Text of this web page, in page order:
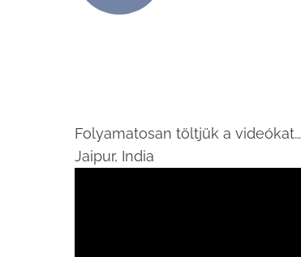
Folyamatosan töltjük a videókat…
Jaipur, India